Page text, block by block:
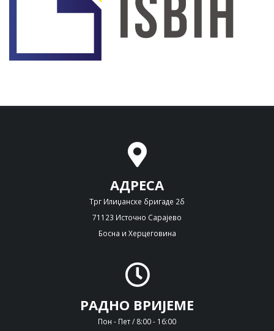
АДРЕСА
Трг Илиџанске бригаде 2б
71123 Источно Сарајево
Босна и Херцеговина
РАДНО ВРИЈЕМЕ
Пон - Пет / 8:00 - 16:00